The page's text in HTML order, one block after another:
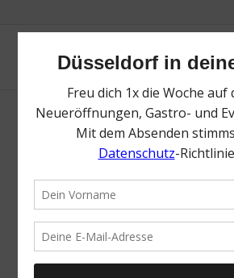
Black Olive | Die besten
Düsseldorf | Foto: Mr.